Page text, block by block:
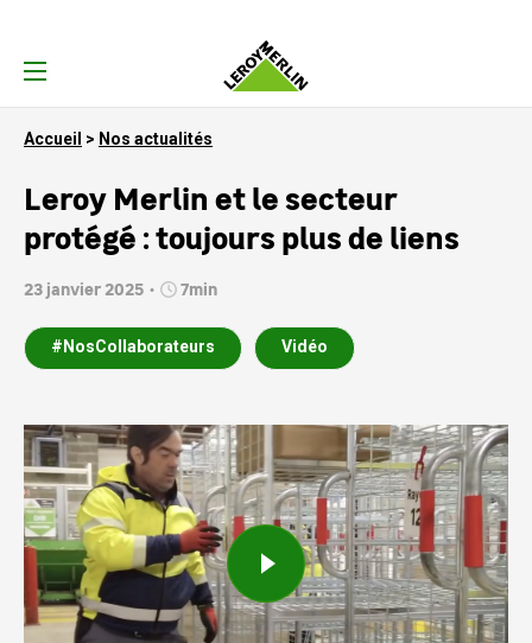
Accueil Nos actualités
Leroy Merlin et le secteur
protégé : toujours plus de liens
23 janvier 2025 7min
#NosCollaborateurs Vidéo